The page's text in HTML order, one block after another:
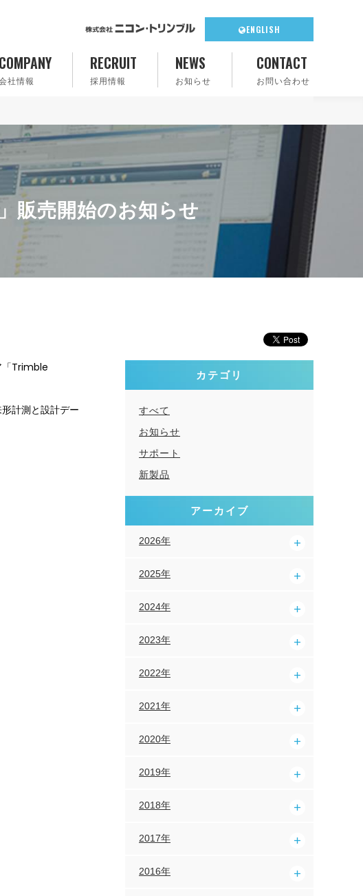
ENGLISH
COMPANY
社情報
RECRUIT
採用情報
NEWS
お知らせ
CONTACT
お問い合わせ
売開始のお知らせ
「Trimble
計測と設計デー
カテゴリ
すべて
お知らせ
サポート
新製品
アーカイブ
2026年
2025年
2024年
2023年
2022年
2021年
2020年
2019年
2018年
2017年
2016年